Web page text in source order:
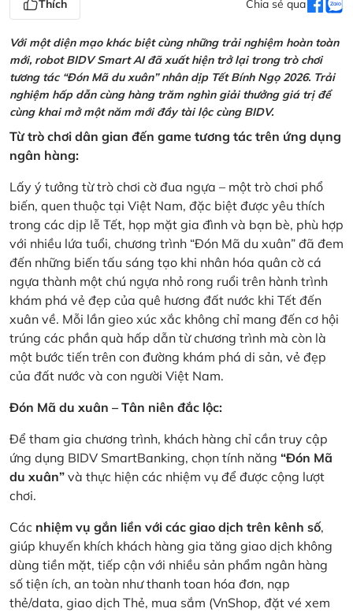
Thích Chia sẻ qua
Với một diện mạo khác biệt cùng những trải nghiệm hoàn toàn
mới, robot BIDV Smart AI đã xuất hiện trở lại trong trò chơi
tương tác “Đón Mã du xuân” nhân dịp Tết Bính Ngọ 2026. Trải
nghiệm hấp dẫn cùng hàng trăm nghìn giải thưởng giá trị để
cùng khai mở một năm mới đầy tài lộc cùng BIDV.
Từ trò chơi dân gian đến game tương tác trên ứng dụng
ngân hàng:
Lấy ý tưởng từ trò chơi cờ đua ngựa – một trò chơi phổ
biến, quen thuộc tại Việt Nam, đặc biệt được yêu thích
trong các dịp lễ Tết, họp mặt gia đình và bạn bè, phù hợp
với nhiều lứa tuổi, chương trình “Đón Mã du xuân” đã đem
đến những biến tấu sáng tạo khi nhân hóa quân cờ cá
ngựa thành một chú ngựa nhỏ rong ruổi trên hành trình
khám phá vẻ đẹp của quê hương đất nước khi Tết đến
xuân về. Mỗi lần gieo xúc xắc không chỉ mang đến cơ hội
trúng các phần quà hấp dẫn từ chương trình mà còn là
một bước tiến trên con đường khám phá di sản, vẻ đẹp
của đất nước và con người Việt Nam.
Đón Mã du xuân – Tân niên đắc lộc:
Để tham gia chương trình, khách hàng chỉ cần truy cập
ứng dụng BIDV SmartBanking, chọn tính năng “Đón Mã
du xuân” và thực hiện các nhiệm vụ để được cộng lượt
chơi.
Các nhiệm vụ gắn liền với các giao dịch trên kênh số,
giúp khuyến khích khách hàng gia tăng giao dịch không
dùng tiền mặt, tiếp cận với nhiều sản phẩm ngân hàng
số tiện ích, an toàn như thanh toan hóa đơn, nạp
thẻ/data, giao dịch Thẻ, mua sắm (VnShop, đặt vé xem